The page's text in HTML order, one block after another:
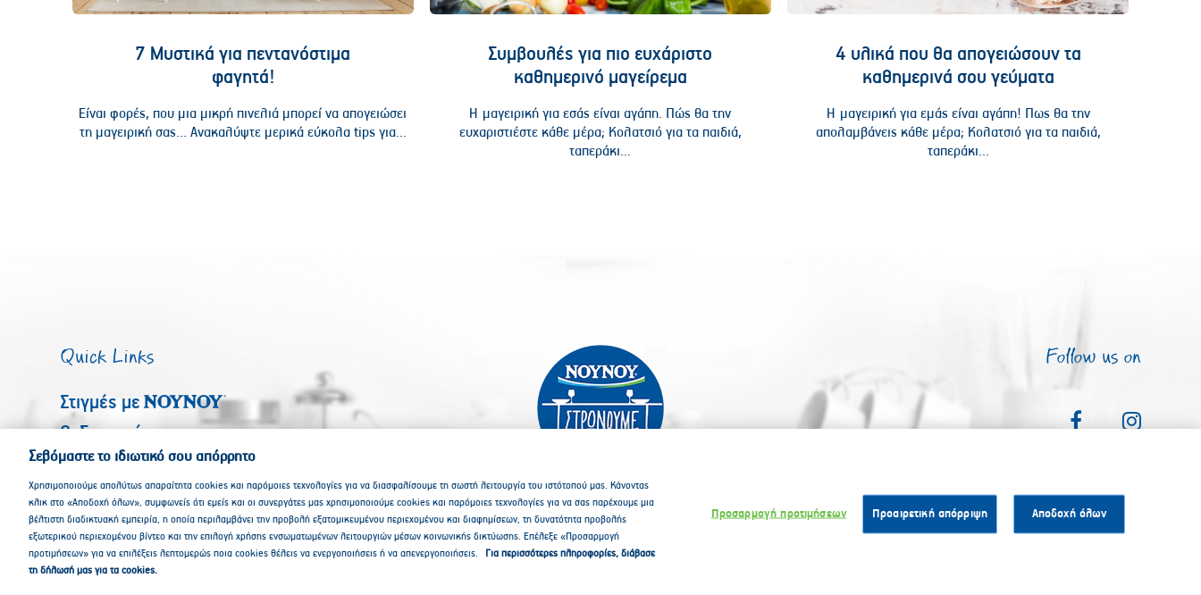
7 Μυστικά για πεντανόστιμα
φαγητά!
Είναι φορές, που μια μικρή πινελιά μπορεί να απογειώσει
τη μαγειρική σας… Ανακαλύψτε μερικά εύκολα tips για...
Συμβουλές για πιο ευχάριστο
καθημερινό μαγείρεμα
Η μαγειρική για εσάς είναι αγάπη. Πώς θα την
ευχαριστιέστε κάθε μέρα; Κολατσιό για τα παιδιά,
ταπεράκι...
4 υλικά που θα απογειώσουν τα
καθημερινά σου γεύματα
Η μαγειρική για εμάς είναι αγάπη! Πως θα την
απολαμβάνεις κάθε μέρα; Κολατσιό για τα παιδιά,
ταπεράκι...
Quick Links
Στιγμές με
Οι Συνταγές μας
Τα Προϊόντα μας
Πολύτιμα Μυστικά
Follow us on
Σεβόμαστε το ιδιωτικό σου απόρρητο
Χρησιμοποιούμε απολύτως απαραίτητα cookies και παρόμοιες τεχνολογίες για να διασφαλίσουμε τη σωστή λειτουργία του ιστότοπού μας. Κάνοντας
κλικ στο «Αποδοχή όλων», συμφωνείς ότι εμείς και οι συνεργάτες μας χρησιμοποιούμε cookies και παρόμοιες τεχνολογίες για να σας παρέχουμε μια
βέλτιστη διαδικτυακή εμπειρία, η οποία περιλαμβάνει την προβολή εξατομικευμένου περιεχομένου και διαφημίσεων, τη δυνατότητα προβολής
εξωτερικού περιεχομένου βίντεο και την επιλογή χρήσης ενσωματωμένων λειτουργιών μέσων κοινωνικής δικτύωσης. Επέλεξε «Προσαρμογή
προτιμήσεων» για να επιλέξεις λεπτομερώς ποια cookies θέλεις να ενεργοποιήσεις ή να απενεργοποιήσεις.
Για περισσότερες πληροφορίες, διάβασε
τη δήλωσή μας για τα cookies.
Προσαρμογή προτιμήσεων Προαιρετική απόρριψη Αποδοχή όλων